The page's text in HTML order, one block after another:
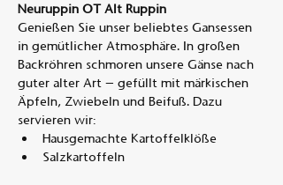
Neuruppin OT Alt Ruppin
Genießen Sie unser beliebtes Gansessen
in gemütlicher Atmosphäre. In großen
Backröhren schmoren unsere Gänse nach
guter alter Art – gefüllt mit märkischen
Äpfeln, Zwiebeln und Beifuß. Dazu
servieren wir:
Hausgemachte Kartoffelklöße
Salzkartoffeln